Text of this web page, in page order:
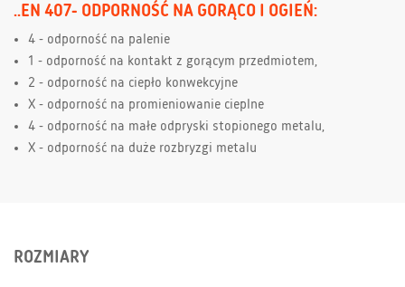
..EN 407- ODPORNOŚĆ NA GORĄCO I OGIEŃ:
4 - odporność na palenie
1 - odporność na kontakt z gorącym przedmiotem,
2 - odporność na ciepło konwekcyjne
X - odporność na promieniowanie cieplne
4 - odporność na małe odpryski stopionego metalu,
X - odporność na duże rozbryzgi metalu
ROZMIARY